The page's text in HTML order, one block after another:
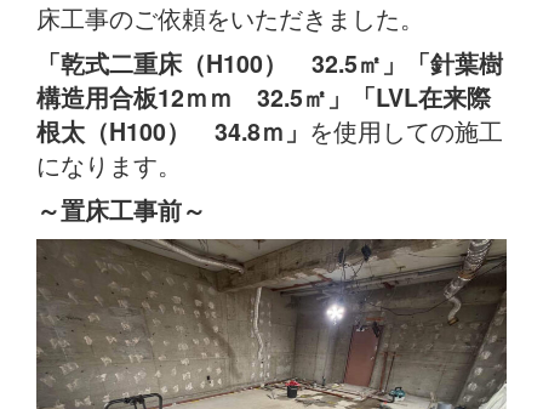
床工事のご依頼をいただきました。
「乾式二重床（H100） 32.5㎡」「針葉樹
構造用合板12ｍｍ 32.5㎡」「LVL在来際
根太（H100） 34.8ｍ」 を使用しての施工
になります。
～置床工事前～